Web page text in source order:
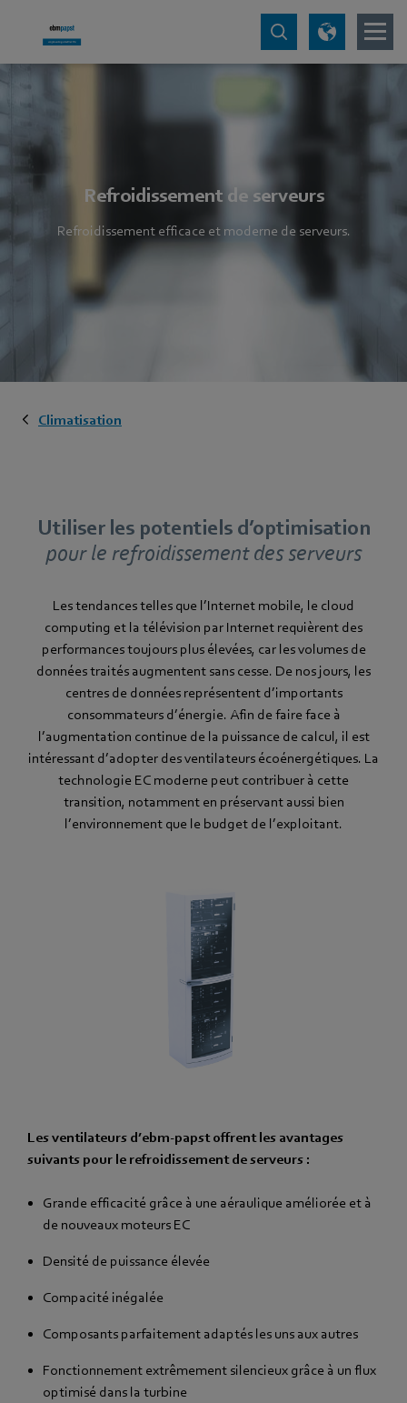
Refroidissement de serveurs
Refroidissement efficace et moderne de serveurs.
Climatisation
Utiliser les potentiels d’optimisation
pour le refroidissement des serveurs
Les tendances telles que l’Internet mobile, le cloud
computing et la télévision par Internet requièrent des
performances toujours plus élevées, car les volumes de
données traités augmentent sans cesse. De nos jours, les
centres de données représentent d’importants
consommateurs d’énergie. Afin de faire face à
l’augmentation continue de la puissance de calcul, il est
intéressant d’adopter des ventilateurs écoénergétiques. La
technologie EC moderne peut contribuer à cette
transition, notamment en préservant aussi bien
l’environnement que le budget de l’exploitant.
Les ventilateurs d’ebm‑papst offrent les avantages
suivants pour le refroidissement de serveurs :
Grande efficacité grâce à une aéraulique améliorée et à
de nouveaux moteurs EC
Densité de puissance élevée
Compacité inégalée
Composants parfaitement adaptés les uns aux autres
Fonctionnement extrêmement silencieux grâce à un flux
optimisé dans la turbine